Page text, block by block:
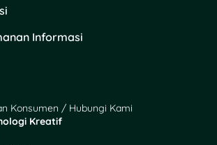
ke
terdekat.
Informasi
Konsumen / Hubungi Kami
Kreatif